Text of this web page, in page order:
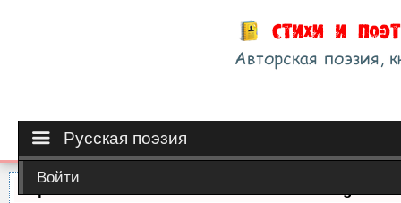
Русская поэзия
Войти